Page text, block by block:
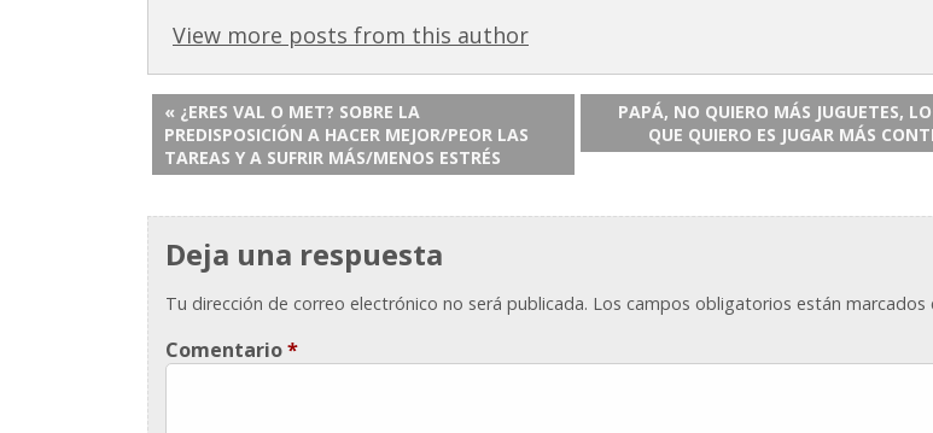
View more posts from this author
« ¿ERES VAL O MET? SOBRE LA
PREDISPOSICIÓN A HACER MEJOR/PEOR LAS
TAREAS Y A SUFRIR MÁS/MENOS ESTRÉS
PAPÁ, NO QUIERO MÁS JUGUETES,
QUE QUIERO ES JUGAR MÁS
Deja una respuesta
Tu dirección de correo electrónico no será publicada. Los campos obligatorios están
Comentario*